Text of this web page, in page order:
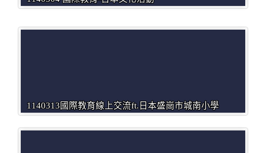
1140313國際教育線上交流ft.日本盛崗市城南小學